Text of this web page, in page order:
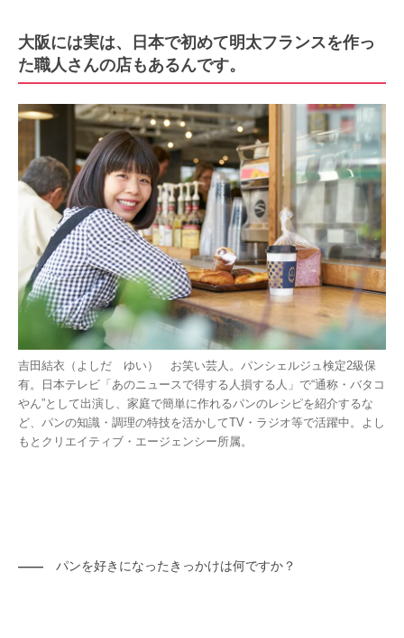
大阪には実は、日本で初めて明太フランスを作っ
た職人さんの店もあるんです。
吉田結衣（よしだ ゆい） お笑い芸人。パンシェルジュ検定2級保
有。日本テレビ「あのニュースで得する人損する人」で“通称・バタコ
やん”として出演し、家庭で簡単に作れるパンのレシピを紹介するな
ど、パンの知識・調理の特技を活かしてTV・ラジオ等で活躍中。よし
もとクリエイティブ・エージェンシー所属。
―― パンを好きになったきっかけは何ですか？